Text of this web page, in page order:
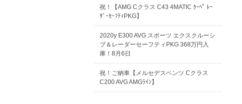
祝！【AMG Cクラス C43 4MATIC ｸｰﾍﾟ ﾚｰ
ﾀﾞｰｾｰﾌﾃｨPKG】
2020y E300 AVG スポーツ エクスクルーシ
ブ＆レーダーセーフティPKG 368万円入
庫！8月6日
祝！ご納車【メルセデスベンツ Cクラス
C200 AVG AMGﾗｲﾝ】